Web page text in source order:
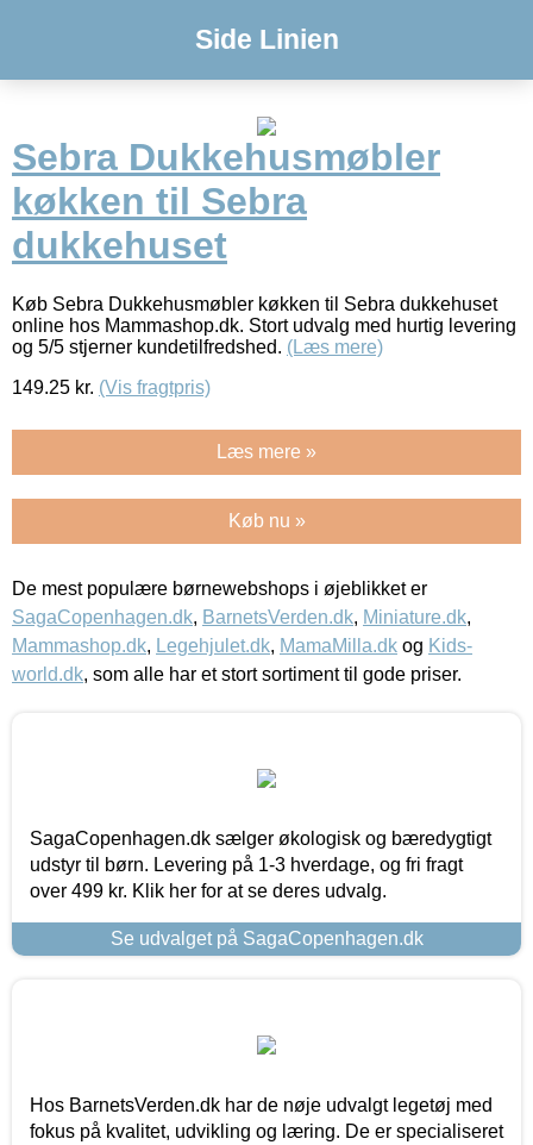
Side Linien
Sebra Dukkehusmøbler
køkken til Sebra
dukkehuset
Køb Sebra Dukkehusmøbler køkken til Sebra dukkehuset
online hos Mammashop.dk. Stort udvalg med hurtig levering
og 5/5 stjerner kundetilfredshed. (Læs mere)
149.25 kr. (Vis fragtpris)
Læs mere »
Køb nu »
De mest populære børnewebshops i øjeblikket er
SagaCopenhagen.dk, BarnetsVerden.dk, Miniature.dk,
Mammashop.dk, Legehjulet.dk, MamaMilla.dk og Kids-
world.dk, som alle har et stort sortiment til gode priser.
SagaCopenhagen.dk sælger økologisk og bæredygtigt
udstyr til børn. Levering på 1-3 hverdage, og fri fragt
over 499 kr. Klik her for at se deres udvalg.
Se udvalget på SagaCopenhagen.dk
Hos BarnetsVerden.dk har de nøje udvalgt legetøj med
fokus på kvalitet, udvikling og læring. De er specialiseret